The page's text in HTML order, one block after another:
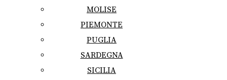
MOLISE
PIEMONTE
PUGLIA
SARDEGNA
SICILIA